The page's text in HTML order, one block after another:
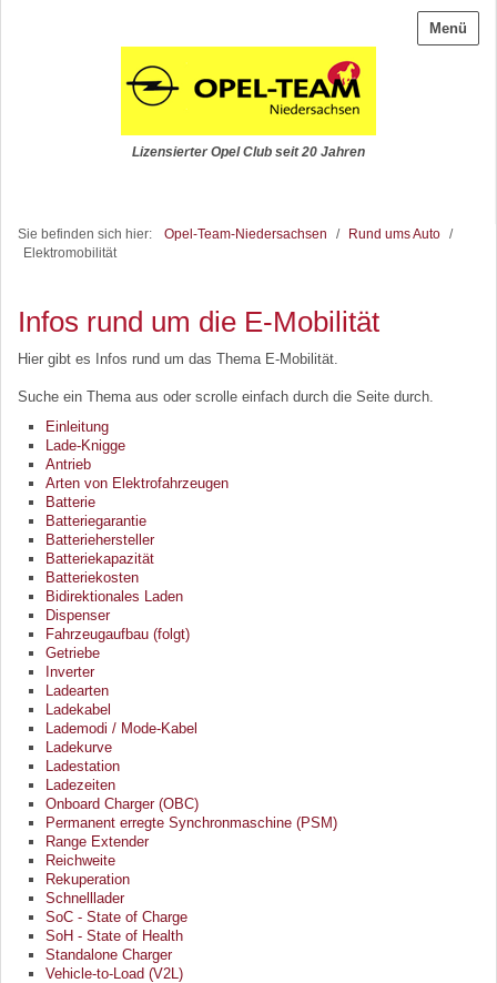
Menü
Lizensierter Opel Club seit 20 Jahren
Sie befinden sich hier: Opel-Team-Niedersachsen / Rund ums Auto
/
Elektromobilität
Infos rund um die E-Mobilität
Hier gibt es Infos rund um das Thema E-Mobilität.
Suche ein Thema aus oder scrolle einfach durch die Seite durch.
Einleitung
Lade-Knigge
Antrieb
Arten von Elektrofahrzeugen
Batterie
Batteriegarantie
Batteriehersteller
Batteriekapazität
Batteriekosten
Bidirektionales Laden
Dispenser
Fahrzeugaufbau (folgt)
Getriebe
Inverter
Ladearten
Ladekabel
Lademodi / Mode-Kabel
Ladekurve
Ladestation
Ladezeiten
Onboard Charger (OBC)
Permanent erregte Synchronmaschine (PSM)
Range Extender
Reichweite
Rekuperation
Schnelllader
SoC - State of Charge
SoH - State of Health
Standalone Charger
Vehicle-to-Load (V2L)